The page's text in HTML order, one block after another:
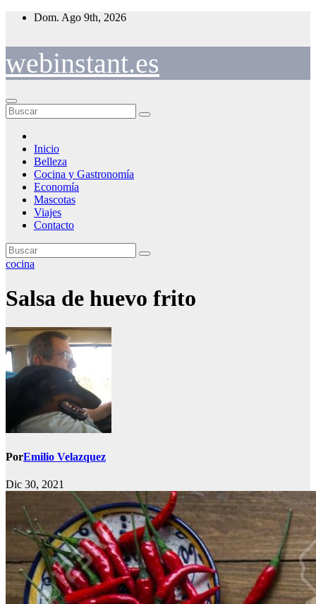
Saltar
Dom. Ago 9th, 2026
webinstant.es
Inicio
Belleza
Cocina y Gastronomía
Economía
Mascotas
Viajes
Contacto
cocina
Salsa de huevo frito
PorEmilio Velazquez
Dic 30, 2021